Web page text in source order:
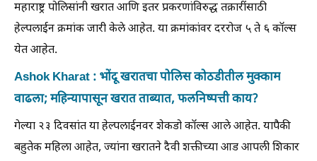
महाराष्ट्र पोलिसांनी खरात आणि इतर प्रकरणांविरुद्ध तक्रारींसाठी
हेल्पलाईन क्रमांक जारी केले आहेत. या क्रमांकांवर दररोज ५ ते ६ कॉल्स
येत आहेत.
Ashok Kharat : भोंदू खरातचा पोलिस कोठडीतील मुक्काम
वाढला; महिन्यापासून खरात ताब्यात, फलनिष्पत्ती काय?
गेल्या २३ दिवसांत या हेल्पलाईनवर शेकडो कॉल्स आले आहेत. यापैकी
बहुतेक महिला आहेत, ज्यांना खरातने दैवी शक्तीच्या आड आपली शिकार